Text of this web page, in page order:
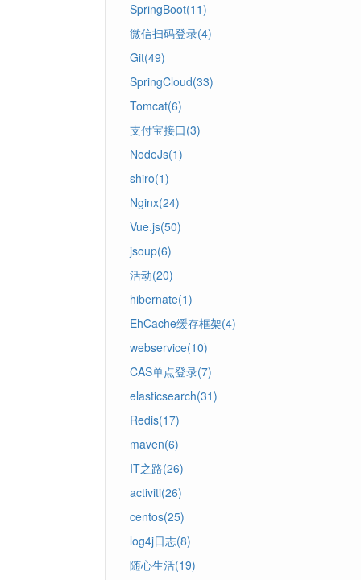
SpringBoot(11)
微信扫码登录(4)
Git(49)
SpringCloud(33)
Tomcat(6)
支付宝接口(3)
NodeJs(1)
shiro(1)
Nginx(24)
Vue.js(50)
jsoup(6)
活动(20)
hibernate(1)
EhCache缓存框架(4)
webservice(10)
CAS单点登录(7)
elasticsearch(31)
Redis(17)
maven(6)
IT之路(26)
activiti(26)
centos(25)
log4j日志(8)
随心生活(19)